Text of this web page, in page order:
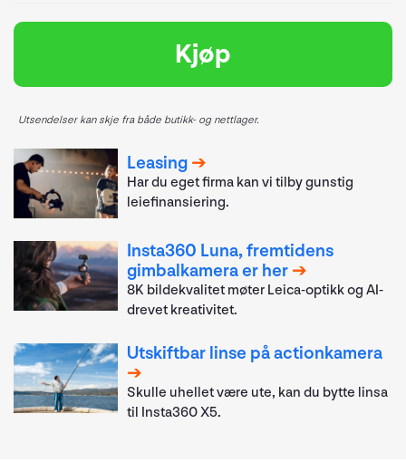
Kjøp
Utsendelser kan skje fra både butikk- og nettlager.
Leasing
Har du eget firma kan vi tilby gunstig
leiefinansiering.
Insta360 Luna, fremtidens
gimbalkamera er her
8K bildekvalitet møter Leica-optikk og AI-
drevet kreativitet.
Utskiftbar linse på actionkamera
Skulle uhellet være ute, kan du bytte linsa
til Insta360 X5.